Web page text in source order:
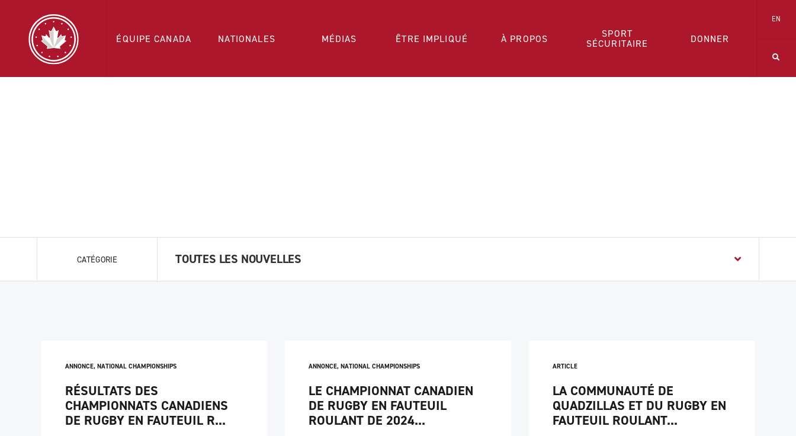
ÉQUIPE CANADA NATIONALES MÉDIAS ÊTRE IMPLIQUÉ À PROPOS
SPORT
SÉCURITAIRE
DONNER
EN
CATÉGORIE TOUTES LES NOUVELLES
ANNONCE, NATIONAL CHAMPIONSHIPS
RÉSULTATS DES
CHAMPIONNATS CANADIENS
DE RUGBY EN FAUTEUIL R...
ANNONCE,NATIONAL CHAMPIONSHIPS
LE CHAMPIONNAT CANADIEN
DE RUGBY EN FAUTEUIL
ROULANT DE 2024...
ARTICLE
LA COMMUNAUTÉ DE
QUADZILLAS ET DU RUGBY EN
FAUTEUIL ROULANT...